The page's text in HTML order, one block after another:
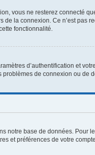
vous ne resterez connecté
de la connexion. Ce n’est pas
fonctionnalité.
d’authentification et
de connexion ou
notre base de données. Pour
et préférences de votre